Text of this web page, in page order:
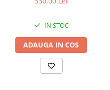
IN STOC
ADAUGA IN COS